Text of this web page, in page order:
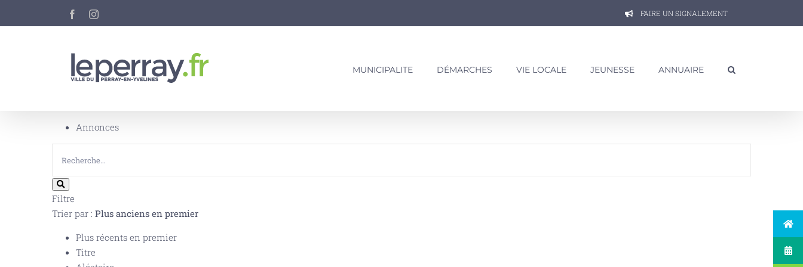
FacebookInstagram FAIRE UN SIGNALEMENT
MUNICIPALITE DÉMARCHES VIE LOCALE JEUNESSE ANNUAIRE
Annonces
Filtre
Trier par : Plus anciens en premier
Plus récents en premier
Titre